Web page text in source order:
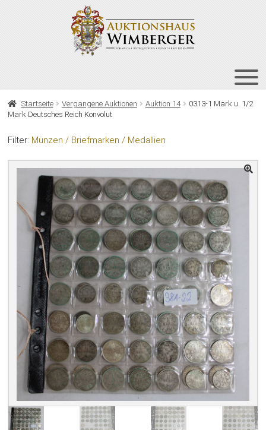
HOME
VERGANGENE AUKTIONEN
ÜBER UNS
KONTAKT
NEWSLETTER
Startseite Vergangene Auktionen Auktion 14
0313-1 Mark u. 1/2
Mark Deutsches Reich Konvolut
Filter: Münzen / Briefmarken / Medallien